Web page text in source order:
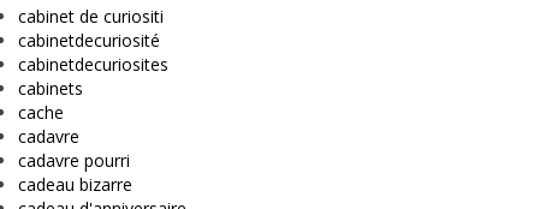
cabinet de curiositi
cabinetdecuriosité
cabinetdecuriosites
cabinets
cache
cadavre
cadavre pourri
cadeau bizarre